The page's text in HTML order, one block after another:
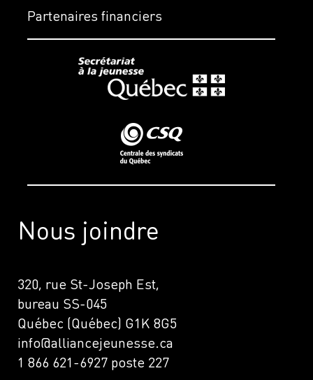
Nous joindre
320, rue St-Joseph Est,
bureau SS-045
Québec (Québec) G1K 8G5
info@alliancejeunesse.ca
1 866 621-6927 poste 227
Partenaires financiers